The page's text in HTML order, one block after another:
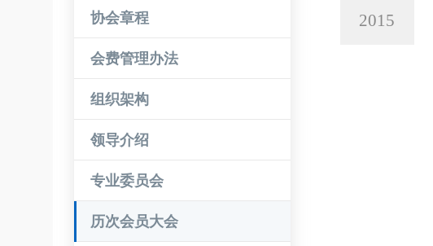
协会章程
会费管理办法
组织架构
领导介绍
专业委员会
历次会员大会
2015